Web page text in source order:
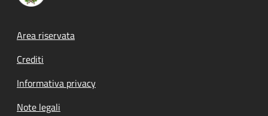
Footer menu
Area riservata
Crediti
Informativa privacy
Note legali